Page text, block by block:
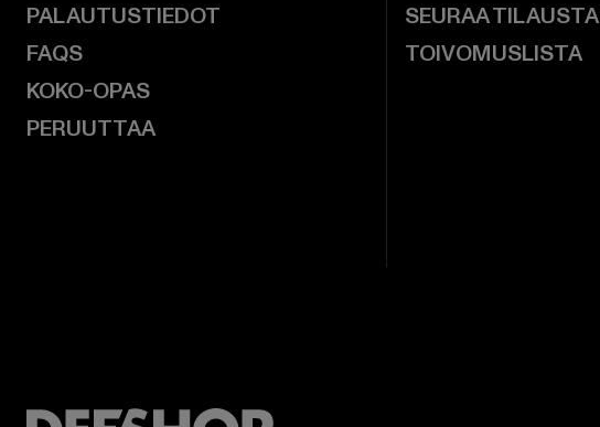
PALAUTUSTIEDOT
FAQS
KOKO-OPAS
PERUUTTAA
SEURAA TILAUSTA
TOIVOMUSLISTA